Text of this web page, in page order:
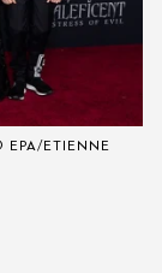
ETIENNE